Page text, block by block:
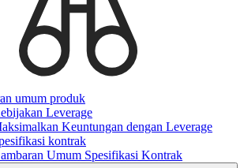
umum produk
Leverage
Keuntungan dengan Leverage
kontrak
Umum Spesifikasi Kontrak